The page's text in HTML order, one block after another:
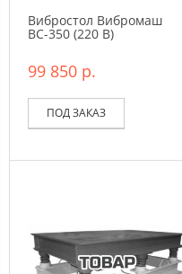
Вибростол Вибромаш
ВС-350 (220 В)
99 850 р.
ПОД ЗАКАЗ